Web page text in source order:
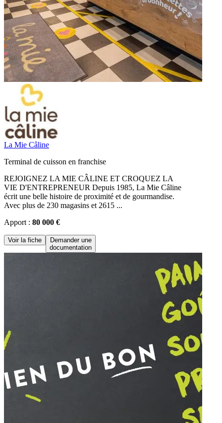
La Mie Câline
Terminal de cuisson en franchise
REJOIGNEZ LA MIE CÂLINE ET CROQUEZ LA
VIE D'ENTREPRENEUR Depuis 1985, La Mie Câline
écrit une belle histoire de proximité et de gourmandise.
Avec plus de 230 magasins et 2615 ...
Apport : 80 000 €
Voir la fiche
Demander une
documentation